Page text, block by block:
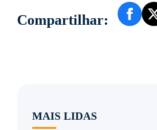
Compartilhar:
MAIS LIDAS